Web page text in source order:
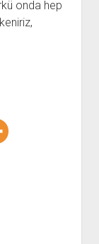
onda hep